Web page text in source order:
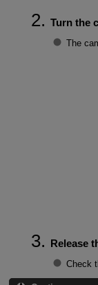
Turn the
The
Release
Check